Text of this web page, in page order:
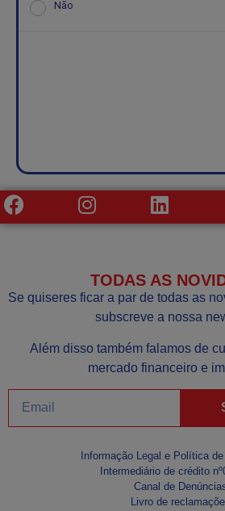
Não
TODAS AS
Se quiseres ficar a par de todas as
subscreve a nossa
Além disso também falamos de
mercado financeiro e
Informação Legal e Política
Intermediário de crédito
Canal de
Livro de